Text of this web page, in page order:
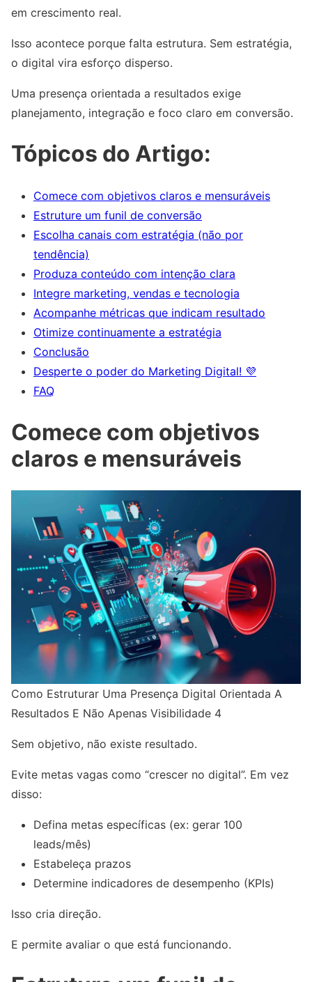
em crescimento real.
Isso acontece porque falta estrutura. Sem estratégia,
o digital vira esforço disperso.
Uma presença orientada a resultados exige
planejamento, integração e foco claro em conversão.
Tópicos do Artigo:
Comece com objetivos claros e mensuráveis
Estruture um funil de conversão
Escolha canais com estratégia (não por
tendência)
Produza conteúdo com intenção clara
Integre marketing, vendas e tecnologia
Acompanhe métricas que indicam resultado
Otimize continuamente a estratégia
Conclusão
Desperte o poder do Marketing Digital! 💜
FAQ
Comece com objetivos
claros e mensuráveis
Como Estruturar Uma Presença Digital Orientada A
Resultados E Não Apenas Visibilidade 4
Sem objetivo, não existe resultado.
Evite metas vagas como “crescer no digital”. Em vez
disso:
Defina metas específicas (ex: gerar 100
leads/mês)
Estabeleça prazos
Determine indicadores de desempenho (KPIs)
Isso cria direção.
E permite avaliar o que está funcionando.